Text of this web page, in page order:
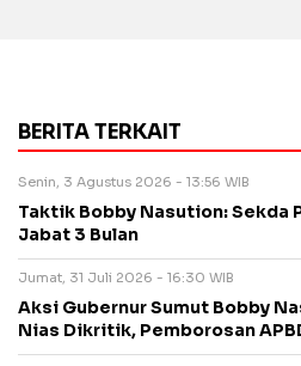
BERITA TERKAIT
Senin, 3 Agustus 2026 - 13:56 WIB
Taktik Bobby Nasution: Sekda
Jabat 3 Bulan
Jumat, 31 Juli 2026 - 16:30 WIB
Aksi Gubernur Sumut Bobby
Nias Dikritik, Pemborosan